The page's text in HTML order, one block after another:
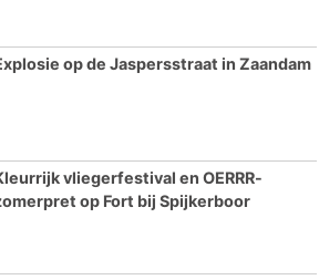
op de Jaspersstraat in Zaandam
vliegerfestival en OERRR-
op Fort bij Spijkerboor